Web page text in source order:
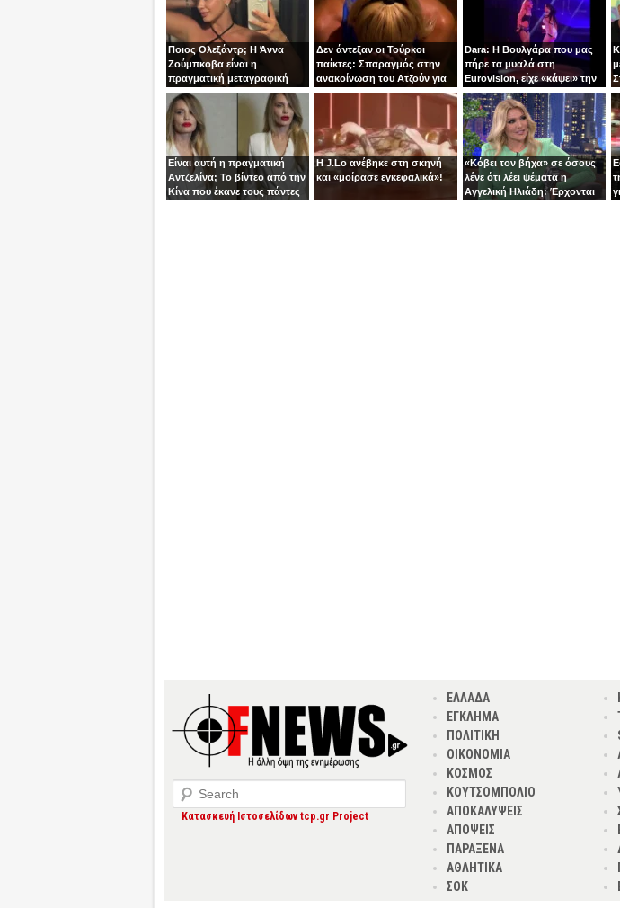
Ποιος Ολεξάντρ; Η Άννα
Ζούμπκοβα είναι η
πραγματική μεταγραφική
“βόμβα” της ΑΕΚ!
Δεν άντεξαν οι Τούρκοι
παίκτες: Σπαραγμός στην
ανακοίνωση του Ατζούν για
τoν Σταύρο
Dara: Η Βουλγάρα που μας
πήρε τα μυαλά στη
Eurovision, είχε «κάψει» την
πίστα με τη Φουρέιρα!
Είναι αυτή η πραγματική
Αντζελίνα; Το βίντεο από την
Κίνα που έκανε τους πάντες
Η J.Lo ανέβηκε στη σκηνή
και «μοίρασε εγκεφαλικά»!
«Κόβει τον βήχα» σε όσους
λένε ότι λέει ψέματα η
Αγγελική Ηλιάδη: Έρχονται
Search
Κατασκευή Ιστοσελίδων tcp.gr Project
ΕΛΛΑΔΑ
ΕΓΚΛΗΜΑ
ΠΟΛΙΤΙΚΗ
ΟΙΚΟΝΟΜΙΑ
ΚΟΣΜΟΣ
ΚΟΥΤΣΟΜΠΟΛΙΟ
ΑΠΟΚΑΛΥΨΕΙΣ
ΑΠΟΨΕΙΣ
ΠΑΡΑΞΕΝΑ
ΑΘΛΗΤΙΚΑ
ΣΟΚ